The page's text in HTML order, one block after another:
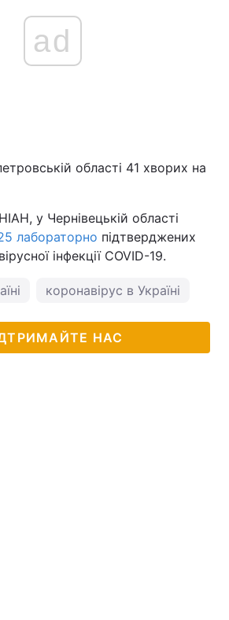
ad
області 41 хворих на
у Чернівецькій області
лабораторно підтверджених
інфекції COVID-19.
коронавірус в Україні
НАС